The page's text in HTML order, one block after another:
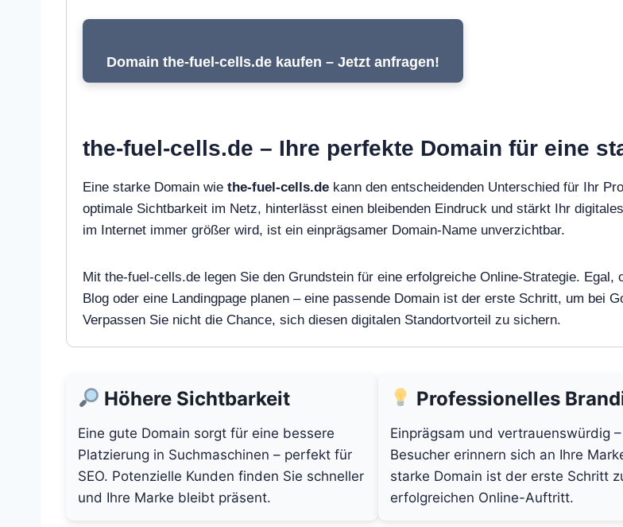
Domain the-fuel-cells.de kaufen – Jetzt anfragen!
the-fuel-cells.de – Ihre perfekte Domain für eine
Eine starke Domain wie the-fuel-cells.de kann den entscheidenden Unterschied für Ihr
optimale Sichtbarkeit im Netz, hinterlässt einen bleibenden Eindruck und stärkt Ihr
im Internet immer größer wird, ist ein einprägsamer Domain-Name unverzichtbar.
Mit the-fuel-cells.de legen Sie den Grundstein für eine erfolgreiche Online-Strategie.
Blog oder eine Landingpage planen – eine passende Domain ist der erste Schritt, um bei
Verpassen Sie nicht die Chance, sich diesen digitalen Standortvorteil zu sichern.
Höhere Sichtbarkeit
Eine gute Domain sorgt für eine bessere
Platzierung in Suchmaschinen – perfekt für
SEO. Potenzielle Kunden finden Sie schneller
und Ihre Marke bleibt präsent.
Professionelles
Einprägsam und vertrauenswürdig
Besucher erinnern sich an Ihre
starke Domain ist der erste Schritt
erfolgreichen Online-Auftritt.